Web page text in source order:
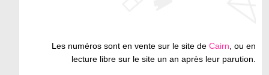
Les numéros sont en vente sur le site deCairn, ou en
lecture libre sur le site un an après leur parution.